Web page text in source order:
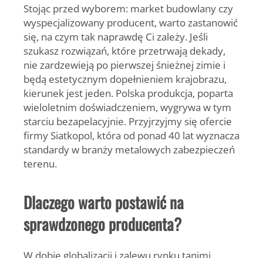
Stojąc przed wyborem: market budowlany czy
wyspecjalizowany producent, warto zastanowić
się, na czym tak naprawdę Ci zależy. Jeśli
szukasz rozwiązań, które przetrwają dekady,
nie zardzewieją po pierwszej śnieżnej zimie i
będą estetycznym dopełnieniem krajobrazu,
kierunek jest jeden. Polska produkcja, poparta
wieloletnim doświadczeniem, wygrywa w tym
starciu bezapelacyjnie. Przyjrzyjmy się ofercie
firmy Siatkopol, która od ponad 40 lat wyznacza
standardy w branży metalowych zabezpieczeń
terenu.
Dlaczego warto postawić na
sprawdzonego producenta?